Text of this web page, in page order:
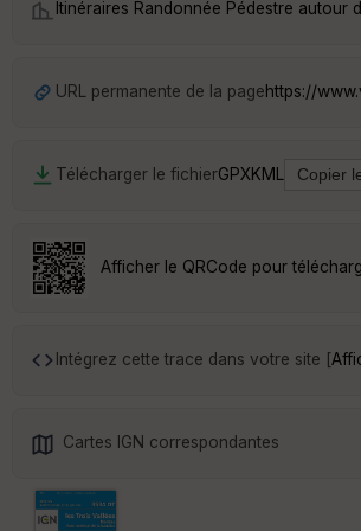
Itinéraires Randonnée Pédestre autour
URL permanente de la pagehttps://
Télécharger le fichierGPXKML
Afficher le QRCode pour
Intégrez cette trace dans votre site [
Cartes IGN correspondantes